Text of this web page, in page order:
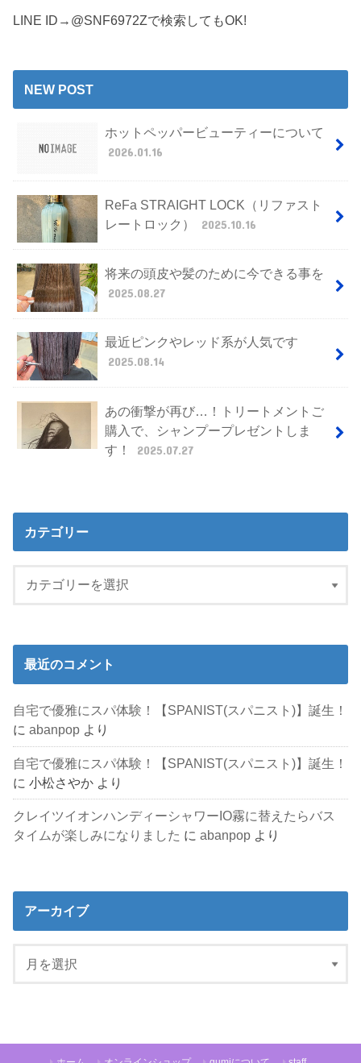
LINE ID→@SNF6972Zで検索してもOK!
NEW POST
ホットペッパービューティーについて
2026.01.16
ReFa STRAIGHT LOCK（リファスト
レートロック）
2025.10.16
将来の頭皮や髪のために今できる事を
2025.08.27
最近ピンクやレッド系が人気です
2025.08.14
あの衝撃が再び…！トリートメントご
購入で、シャンプープレゼントしま
す！
2025.07.27
カテゴリー
最近のコメント
自宅で優雅にスパ体験！【SPANIST(スパニスト)】誕生！
にabanpop より
自宅で優雅にスパ体験！【SPANIST(スパニスト)】誕生！
に小松さやか より
クレイツイオンハンディーシャワーIO霧に替えたらバス
タイムが楽しみになりました にabanpop より
アーカイブ